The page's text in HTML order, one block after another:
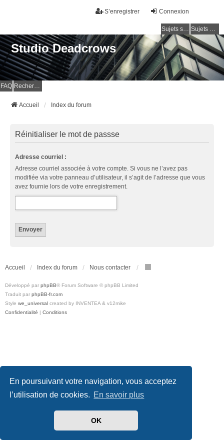
En poursuivant votre navigation, vous acceptez
l’utilisation de cookies. En savoir plus
OK
Connexion
S’enregistrer
Sujets sans réponse Sujets actifs
Studio Deadcrows
FAQ Rechercher
Accueil Index du forum
Réinitialiser le mot de passse
Adresse courriel :
Adresse courriel associée à votre compte. Si vous ne l’avez pas
modifiée via votre panneau d’utilisateur, il s’agit de l’adresse que vous
avez fournie lors de votre enregistrement.
Accueil Index du forum Nous contacter
Développé par phpBB® Forum Software © phpBB Limited
Traduit par phpBB-fr.com
Style we_universal created by INVENTEA & v12mike
Confidentialité | Conditions